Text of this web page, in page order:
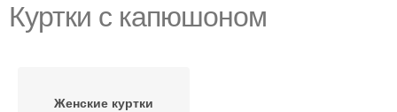
Куртки с капюшоном
Женские куртки